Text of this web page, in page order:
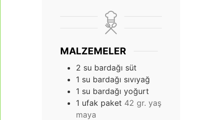
MALZEMELER
2 su bardağı süt
1 su bardağı sıvıyağ
1 su bardağı yoğurt
1 ufak paket 42 gr. yaş
maya